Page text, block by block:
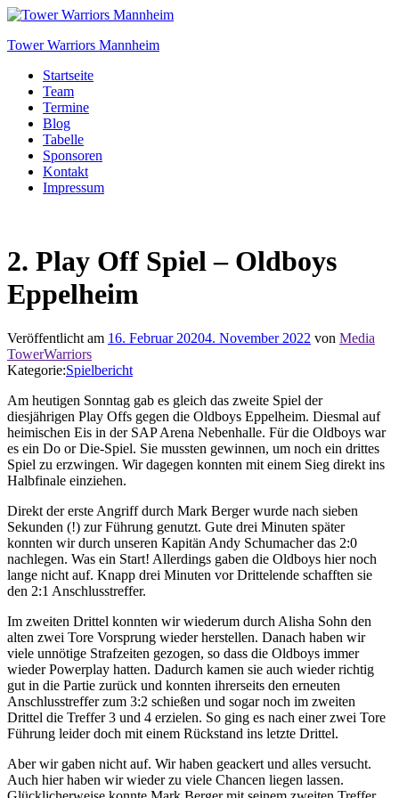
Tower Warriors Mannheim
Startseite
Team
Termine
Blog
Tabelle
Sponsoren
Kontakt
Impressum
2. Play Off Spiel – Oldboys
Eppelheim
Veröffentlicht am 16. Februar 20204. November 2022 von Media
TowerWarriors
Kategorie:Spielbericht
Am heutigen Sonntag gab es gleich das zweite Spiel der
diesjährigen Play Offs gegen die Oldboys Eppelheim. Diesmal auf
heimischen Eis in der SAP Arena Nebenhalle. Für die Oldboys war
es ein Do or Die-Spiel. Sie mussten gewinnen, um noch ein drittes
Spiel zu erzwingen. Wir dagegen konnten mit einem Sieg direkt ins
Halbfinale einziehen.
Direkt der erste Angriff durch Mark Berger wurde nach sieben
Sekunden (!) zur Führung genutzt. Gute drei Minuten später
konnten wir durch unseren Kapitän Andy Schumacher das 2:0
nachlegen. Was ein Start! Allerdings gaben die Oldboys hier noch
lange nicht auf. Knapp drei Minuten vor Drittelende schafften sie
den 2:1 Anschlusstreffer.
Im zweiten Drittel konnten wir wiederum durch Alisha Sohn den
alten zwei Tore Vorsprung wieder herstellen. Danach haben wir
viele unnötige Strafzeiten gezogen, so dass die Oldboys immer
wieder Powerplay hatten. Dadurch kamen sie auch wieder richtig
gut in die Partie zurück und konnten ihrerseits den erneuten
Anschlusstreffer zum 3:2 schießen und sogar noch im zweiten
Drittel die Treffer 3 und 4 erzielen. So ging es nach einer zwei Tore
Führung leider doch mit einem Rückstand ins letzte Drittel.
Aber wir gaben nicht auf. Wir haben geackert und alles versucht.
Auch hier haben wir wieder zu viele Chancen liegen lassen.